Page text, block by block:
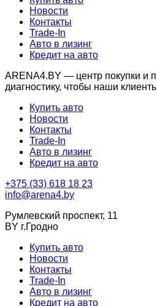
Новости
Контакты
Trade-In
Авто в лизинг
Кредит на авто
ARENA4.BY — центр покупки и
диагностику, чтобы наши
Купить авто
Новости
Контакты
Trade-In
Авто в лизинг
Кредит на авто
+375 (33) 618 18 23
info@arena4.by
Румлевский проспект, 11
BY г.Гродно
Купить авто
Новости
Контакты
Trade-In
Авто в лизинг
Кредит на авто